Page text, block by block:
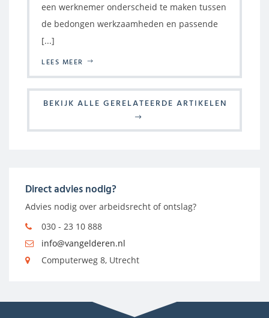
een werknemer onderscheid te maken tussen
de bedongen werkzaamheden en passende
[...]
LEES MEER
BEKIJK ALLE GERELATEERDE ARTIKELEN
Direct advies nodig?
Advies nodig over arbeidsrecht of ontslag?
030 - 23 10 888
info@vangelderen.nl
Computerweg 8, Utrecht